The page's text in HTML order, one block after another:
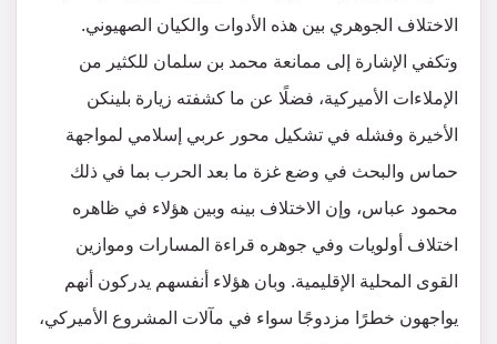
الاختلاف الجوهري بين هذه الأدوات والكيان الصهيوني.
وتكفي الإشارة إلى ممانعة محمد بن سلمان للكثير من
الإملاءات الأميركية، فضلًا عن ما كشفته زيارة بلينكن
الأخيرة وفشله في تشكيل محور عربي إسلامي لمواجهة
حماس والبحث في وضع غزة ما بعد الحرب بما في ذلك
محمود عباس، وإن الاختلاف بينه وبين هؤلاء في ظاهره
اختلاف أولويات وفي جوهره قراءة المسارات وموازين
القوى المحلية الإقليمية. وبان هؤلاء أنفسهم يدركون أنهم
يواجهون خطرًا مزدوجًا سواء في مآلات المشروع الأميركي،